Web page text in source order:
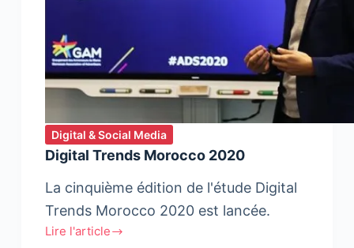
Digital & Social Media
Digital Trends Morocco 2020
La cinquième édition de l'étude Digital
Trends Morocco 2020 est lancée.
Lire l'article
Digital